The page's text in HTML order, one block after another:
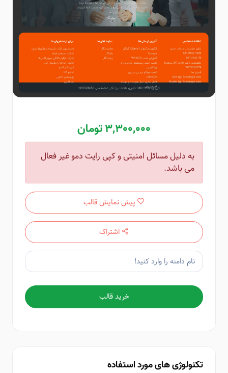
3,300,000 تومان
به دلیل مسائل امنیتی و کپی رایت دمو غیر فعال
می باشد.
پیش نمایش قالب
اشتراک
خرید قالب
تکنولوژی های مورد استفاده